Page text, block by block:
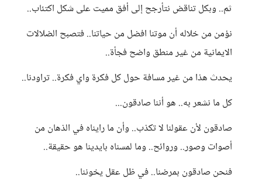
ثم.. وبكل تناقض نتأرجح إلى أفق مميت على شكل اكتئاب..
نؤمن من خلاله أن موتنا افضل من حياتنا.. فتصبح الضلالات
الايمانية من غير منطق واضح فجأة..
يحدث هذا من غير مسافة حول كل فكرة واي فكرة.. تراودنا..
كل ما نشعر به.. هو أننا صادقون...
صادقون لأن عقولنا لا تكذب.. وأن ما رايناه في الذهان من
أصوات وصور.. وروائح.. وما لمسناه بايدينا هو حقيقة..
فنحن صادقون بمرضنا.. في ظل عقل يخوننا..